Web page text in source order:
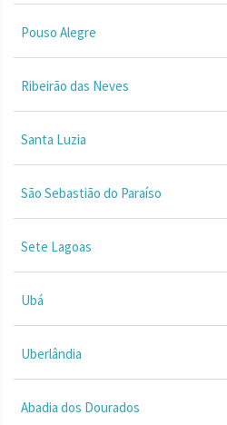
Pouso Alegre
Ribeirão das Neves
Santa Luzia
São Sebastião do Paraíso
Sete Lagoas
Ubá
Uberlândia
Abadia dos Dourados